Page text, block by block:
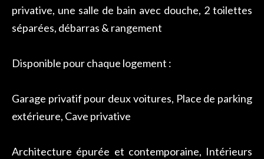
privative, une salle de bain avec douche, 2 toilettes
séparées, débarras & rangement
Disponible pour chaque logement :
Garage privatif pour deux voitures, Place de parking
extérieure, Cave privative
Architecture épurée et contemporaine, Intérieurs